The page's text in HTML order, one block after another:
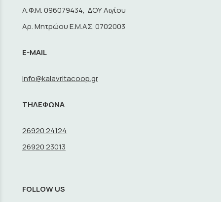
A.Φ.Μ. 096079434, ΔΟΥ Αιγίου
Αρ. Μητρώου Ε.Μ.ΑΣ. 0702003
E-MAIL
info@kalavritacoop.gr
ΤΗΛΕΦΩΝΑ
26920 24124
26920 23013
FOLLOW US